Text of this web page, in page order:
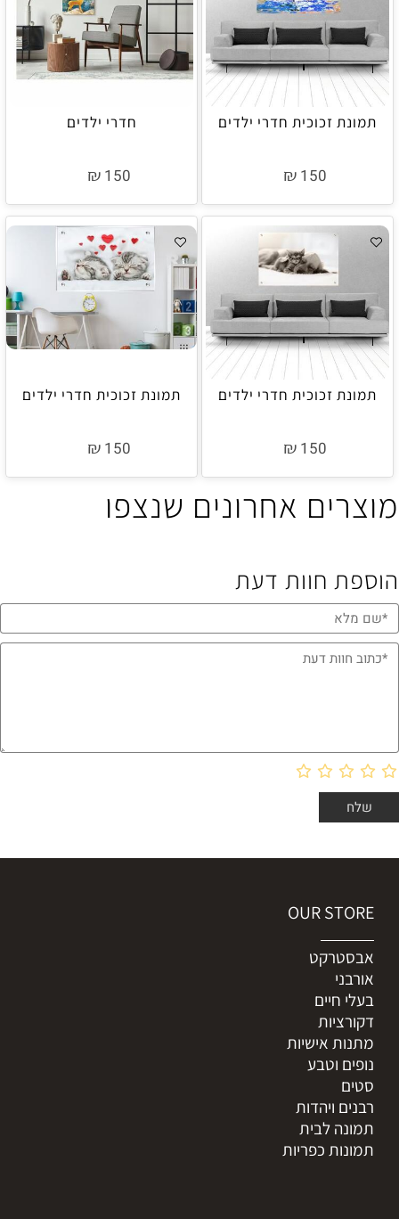
תמונת זכוכית חדרי ילדים
₪ 150
חדרי ילדים
₪ 150
תמונת זכוכית חדרי ילדים
₪ 150
תמונת זכוכית חדרי ילדים
₪ 150
מוצרים אחרונים שנצפו
הוספת חוות דעת
OUR STORE
אבסטרקט
אורבני
בעלי חיים
דקורציות
מתנות אישיות
נופים וטבע
סטים
רבנים ויהדות
תמונה לבית
תמונות כפריות